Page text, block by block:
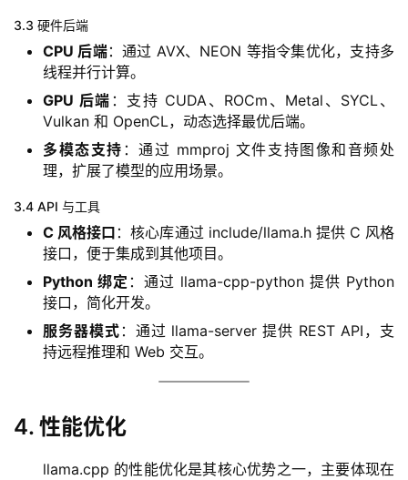
A
品
录
业
资
程
登录 注册
3.3 硬件后端
CPU 后端：通过 AVX、NEON 等指令集优化，支持多
线程并行计算。
GPU 后端 ：支持 CUDA、ROCm、Metal、SYCL、
Vulkan 和 OpenCL，动态选择最优后端。
多模态支持 ：通过 mmproj 文件支持图像和音频处
理，扩展了模型的应用场景。
3.4 API 与工具
C 风格接口 ：核心库通过 include/llama.h 提供 C 风格
接口，便于集成到其他项目。
Python 绑定 ：通过 llama-cpp-python 提供 Python
接口，简化开发。
服务器模式 ：通过 llama-server 提供 REST API，支
持远程推理和 Web 交互。
4. 性能优化
llama.cpp 的性能优化是其核心优势之一，主要体现在